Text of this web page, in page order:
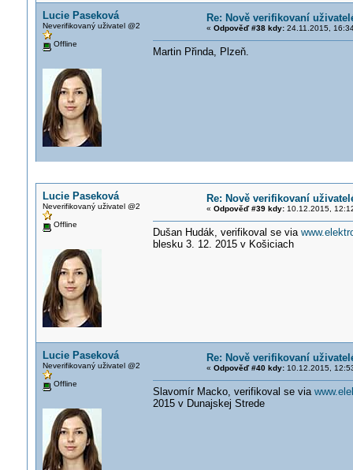
Lucie Paseková
Neverifikovaný uživatel @2
Offline
Re: Nově verifikovaní
« Odpověď #38 kdy:24.11.2015,
Martin Přinda, Plzeň.
Lucie Paseková
Neverifikovaný uživatel @2
Offline
Re: Nově verifikovaní
« Odpověď #39 kdy:10.12.2015,
Dušan Hudák, verifikoval se via
blesku 3. 12. 2015 v Košiciach
Lucie Paseková
Neverifikovaný uživatel @2
Offline
Re: Nově verifikovaní
« Odpověď #40 kdy:10.12.2015,
Slavomír Macko, verifikoval se via
2015 v Dunajskej Strede